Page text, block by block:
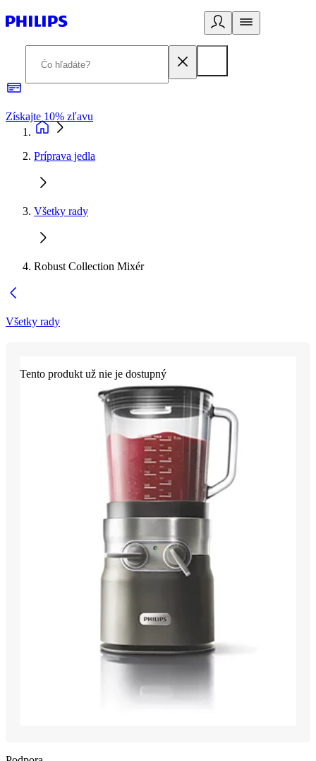
Získajte 10% zľavu
Príprava jedla
Všetky rady
Robust Collection Mixér
Všetky rady
Tento produkt už nie je dostupný